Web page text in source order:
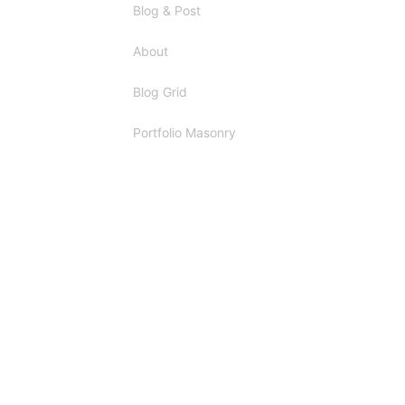
Blog & Post
About
Blog Grid
Portfolio Masonry